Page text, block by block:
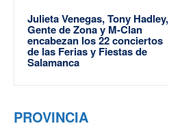
Julieta Venegas, Tony Hadley,
Gente de Zona y M-Clan
encabezan los 22 conciertos
de las Ferias y Fiestas de
Salamanca
PROVINCIA